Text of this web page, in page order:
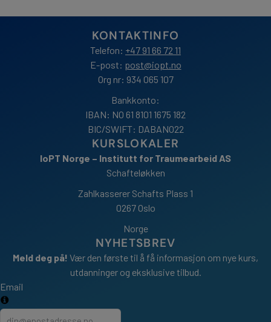
KONTAKTINFO
Telefon: +47 91 66 72 11
E-post: post@iopt.no
Org nr: 934 065 107
Bankkonto:
IBAN: NO 61 8101 1675 182
BIC/SWIFT: DABANO22
KURSLOKALER
IoPT Norge – Institutt for Traumearbeid AS
Schafteløkken
Zahlkasserer Schafts Plass 1
0267 Oslo
Norge
NYHETSBREV
Meld deg på! Vær den første til å få informasjon om nye kurs,
utdanninger og eksklusive tilbud.
Email